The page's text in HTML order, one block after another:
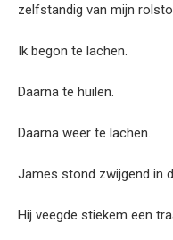
zelfstandig van mijn
Ik begon te lachen.
Daarna te huilen.
Daarna weer te lachen.
James stond zwijgend in
Hij veegde stiekem een